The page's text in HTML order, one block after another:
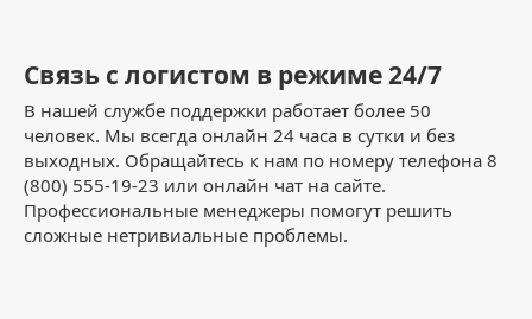
Связь с логистом в режиме 24/7
В нашей службе поддержки работает более 50
человек. Мы всегда онлайн 24 часа в сутки и без
выходных. Обращайтесь к нам по номеру телефона 8
(800) 555-19-23 или онлайн чат на сайте.
Профессиональные менеджеры помогут решить
сложные нетривиальные проблемы.